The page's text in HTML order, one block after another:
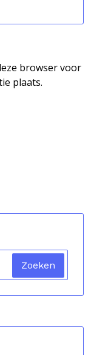
browser voor
plaats.
Zoeken